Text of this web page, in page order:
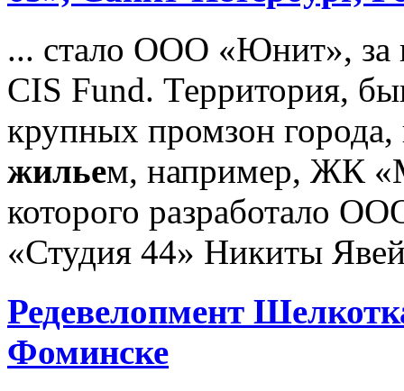
... стало ООО «Юнит», за
CIS Fund. Территория,
крупных промзон города,
жильем, например, ЖК
которого разработало
«Студия 44» Никиты
Редевелопмент
Фоминске